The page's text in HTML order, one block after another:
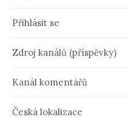
Přihlásit se
Zdroj kanálů (příspěvky)
Kanál komentářů
Česká lokalizace